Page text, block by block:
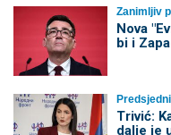
Zanimljiv
Nova
bi i
Trivić:
dalje je